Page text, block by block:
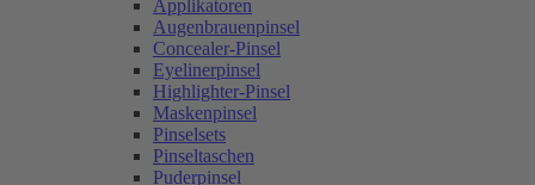
Applikatoren
Augenbrauenpinsel
Concealer-Pinsel
Eyelinerpinsel
Highlighter-Pinsel
Maskenpinsel
Pinselsets
Pinseltaschen
Puderpinsel